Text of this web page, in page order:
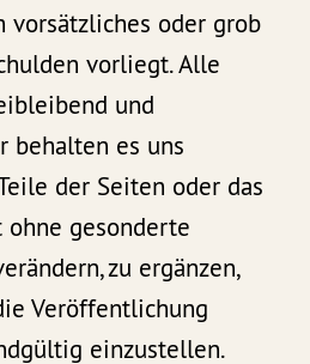
vorsätzliches oder grob
vorliegt. Alle
und
behalten es uns
der Seiten oder das
ohne gesonderte
zu ergänzen,
Veröffentlichung
einzustellen.